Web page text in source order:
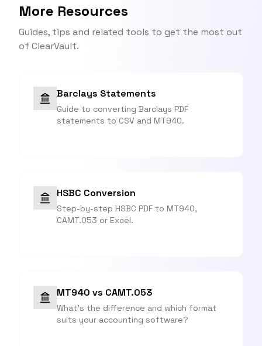
More Resources
Guides, tips and related tools to get the most out
of ClearVault.
Barclays Statements
Guide to converting Barclays PDF
statements to CSV and MT940.
HSBC Conversion
Step-by-step HSBC PDF to MT940,
CAMT.053 or Excel.
MT940 vs CAMT.053
What's the difference and which format
suits your accounting software?